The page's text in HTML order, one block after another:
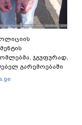
ჯგუფურად,
გარემოებაში
განზრახ